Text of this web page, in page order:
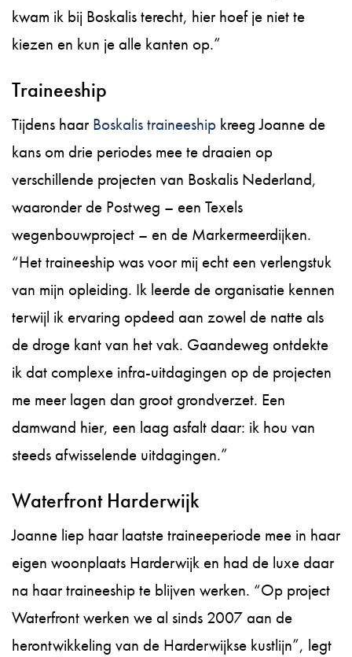
kwam ik bij Boskalis terecht, hier hoef je niet te
kiezen en kun je alle kanten op.”
Traineeship
Tijdens haarBoskalis traineeship kreeg Joanne de
kans om drie periodes mee te draaien op
verschillende projecten van Boskalis Nederland,
waaronder de Postweg – een Texels
wegenbouwproject – en de Markermeerdijken.
“Het traineeship was voor mij echt een verlengstuk
van mijn opleiding. Ik leerde de organisatie kennen
terwijl ik ervaring opdeed aan zowel de natte als
de droge kant van het vak. Gaandeweg ontdekte
ik dat complexe infra-uitdagingen op de projecten
me meer lagen dan groot grondverzet. Een
damwand hier, een laag asfalt daar: ik hou van
steeds afwisselende uitdagingen.”
Waterfront Harderwijk
Joanne liep haar laatste traineeperiode mee in haar
eigen woonplaats Harderwijk en had de luxe daar
na haar traineeship te blijven werken. “Op project
Waterfront werken we al sinds 2007 aan de
herontwikkeling van de Harderwijkse kustlijn”, legt